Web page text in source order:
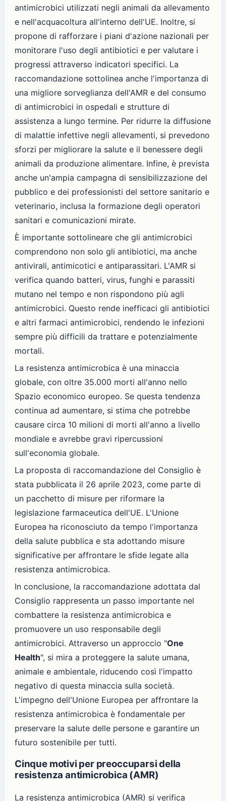
antimicrobici utilizzati negli animali da allevamento
e nell'acquacoltura all'interno dell'UE. Inoltre, si
propone di rafforzare i piani d'azione nazionali per
monitorare l'uso degli antibiotici e per valutare i
progressi attraverso indicatori specifici. La
raccomandazione sottolinea anche l'importanza di
una migliore sorveglianza dell'AMR e del consumo
di antimicrobici in ospedali e strutture di
assistenza a lungo termine. Per ridurre la diffusione
di malattie infettive negli allevamenti, si prevedono
sforzi per migliorare la salute e il benessere degli
animali da produzione alimentare. Infine, è prevista
anche un'ampia campagna di sensibilizzazione del
pubblico e dei professionisti del settore sanitario e
veterinario, inclusa la formazione degli operatori
sanitari e comunicazioni mirate.
È importante sottolineare che gli antimicrobici
comprendono non solo gli antibiotici, ma anche
antivirali, antimicotici e antiparassitari. L'AMR si
verifica quando batteri, virus, funghi e parassiti
mutano nel tempo e non rispondono più agli
antimicrobici. Questo rende inefficaci gli antibiotici
e altri farmaci antimicrobici, rendendo le infezioni
sempre più difficili da trattare e potenzialmente
mortali.
La resistenza antimicrobica è una minaccia
globale, con oltre 35.000 morti all'anno nello
Spazio economico europeo. Se questa tendenza
continua ad aumentare, si stima che potrebbe
causare circa 10 milioni di morti all'anno a livello
mondiale e avrebbe gravi ripercussioni
sull'economia globale.
La proposta di raccomandazione del Consiglio è
stata pubblicata il 26 aprile 2023, come parte di
un pacchetto di misure per riformare la
legislazione farmaceutica dell'UE. L'Unione
Europea ha riconosciuto da tempo l'importanza
della salute pubblica e sta adottando misure
significative per affrontare le sfide legate alla
resistenza antimicrobica.
In conclusione, la raccomandazione adottata dal
Consiglio rappresenta un passo importante nel
combattere la resistenza antimicrobica e
promuovere un uso responsabile degli
antimicrobici. Attraverso un approccio "One
Health", si mira a proteggere la salute umana,
animale e ambientale, riducendo così l'impatto
negativo di questa minaccia sulla società.
L'impegno dell'Unione Europea per affrontare la
resistenza antimicrobica è fondamentale per
preservare la salute delle persone e garantire un
futuro sostenibile per tutti.
Cinque motivi per preoccuparsi della
resistenza antimicrobica (AMR)
La resistenza antimicrobica (AMR) si verifica